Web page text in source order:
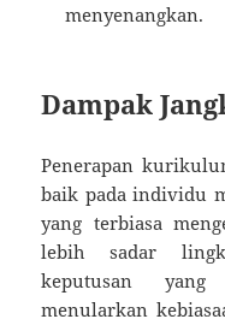
menyenangkan.
Dampak
Penerapan
baik pada individu
yang terbiasa
lebih sadar
keputusan
menularkan